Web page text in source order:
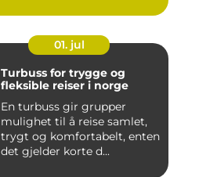
01. jul
Turbuss for trygge og
fleksible reiser i norge
En turbuss gir grupper
mulighet til å reise samlet,
trygt og komfortabelt, enten
det gjelder korte d...